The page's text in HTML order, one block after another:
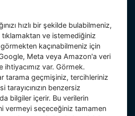
hızlı bir şekilde bulabilmeniz,
ve istemediğiniz
görmekten kaçınabilmeniz için
Meta veya Amazon'a veri
ihtiyacımız var. Görmek.
tarama geçmişiniz, tercihleriniz
benzersiz
bilgiler içerir. Bu verilerin
vermeyi seçeceğiniz tamamen